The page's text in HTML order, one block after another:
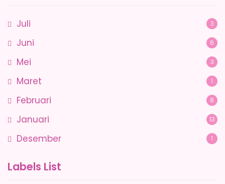
Juli 3
Juni 6
Mei 3
Maret 1
Februari 8
Januari 13
Desember 1
Labels List